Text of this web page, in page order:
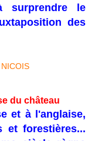
surprendre le
des
du château
et à l'anglaise,
et forestières...